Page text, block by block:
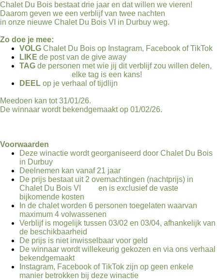
Chalet Du Bois bestaat drie jaar en dat willen we vieren!
Daarom geven we een verblijf van twee nachten
in onze nieuwe Chalet Du Bois VI in Durbuy weg.
Zo doe je mee:
VOLG Chalet Du Bois op Instagram, Facebook of TikTok
LIKE de post van de give away
TAG de personen met wie jij dit verblijf zou willen delen,
elke tag is een kans!
DEEL op je verhaal of tijdlijn
Meedoen kan tot 31/01/26.
De winnaar wordt bekendgemaakt op 01/02/26.
Voorwaarden
Deze winactie wordt georganiseerd door Chalet Du Bois
in Durbuy
Deelnemen kan vanaf 21 jaar
De prijs bestaat uit 2 overnachtingen (nachtprijs) in
Chalet Du Bois VI en is exclusief de vaste
bijkomende kosten
In de chalet worden 6 personen toegelaten waarvan
maximum 4 volwassenen
Verblijf is mogelijk tussen 03/02 en 03/04, afhankelijk van
de beschikbaarheid
De prijs is niet inwisselbaar voor geld
De winnaar wordt willekeurig gekozen en via ons verhaal
bekendgemaakt
Instagram, Facebook of TikTok zijn op geen enkele
manier betrokken bij deze winactie